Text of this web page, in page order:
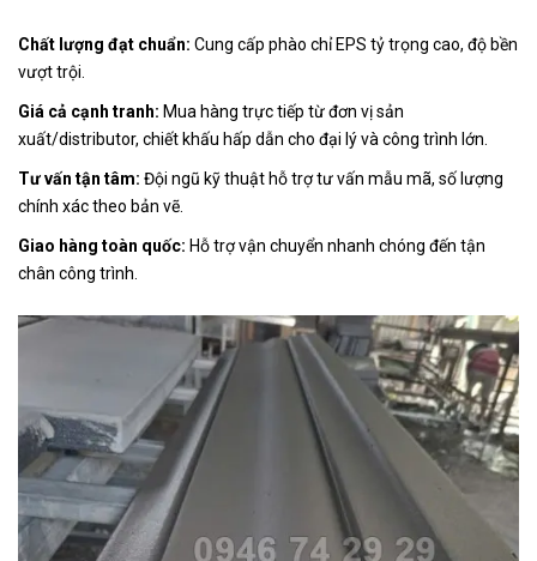
Chất lượng đạt chuẩn: Cung cấp phào chỉ EPS tỷ trọng cao, độ bền
vượt trội.
Giá cả cạnh tranh: Mua hàng trực tiếp từ đơn vị sản
xuất/distributor, chiết khấu hấp dẫn cho đại lý và công trình lớn.
Tư vấn tận tâm: Đội ngũ kỹ thuật hỗ trợ tư vấn mẫu mã, số lượng
chính xác theo bản vẽ.
Giao hàng toàn quốc: Hỗ trợ vận chuyển nhanh chóng đến tận
chân công trình.